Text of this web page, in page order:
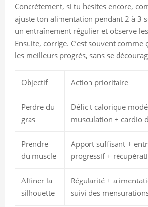
Concrètement, si tu hésites encore,
ajuste ton alimentation pendant 2 à 3
un entraînement régulier et observe
Ensuite, corrige. C’est souvent comme
les meilleurs progrès, sans se
Objectif Action prioritaire
Perdre du
gras
Déficit calorique
musculation + cardio
Prendre
du muscle
Apport suffisant +
progressif +
Affiner la
silhouette
Régularité +
suivi des